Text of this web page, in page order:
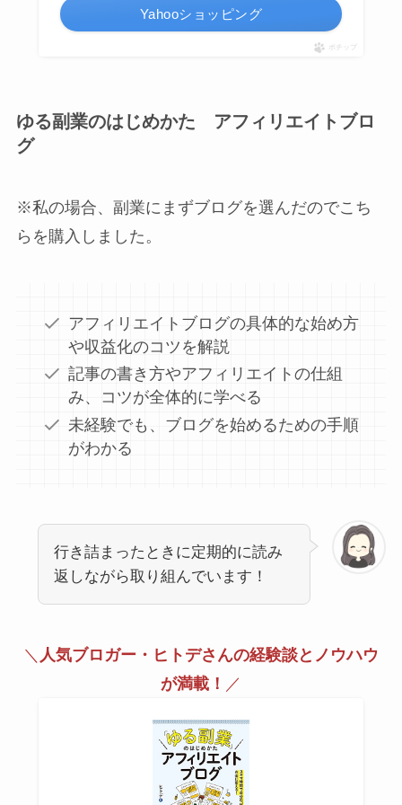
Yahooショッピング
ポチップ
ゆる副業のはじめかた アフィリエイトブロ
グ
※私の場合、副業にまずブログを選んだのでこち
らを購入しました。
アフィリエイトブログの具体的な始め方
や収益化のコツを解説
記事の書き方やアフィリエイトの仕組
み、コツが全体的に学べる
未経験でも、ブログを始めるための手順
がわかる
行き詰まったときに定期的に読み
返しながら取り組んでいます！
＼ 人気ブロガー・ヒトデさんの経験談とノウハウ
が満載！ ／